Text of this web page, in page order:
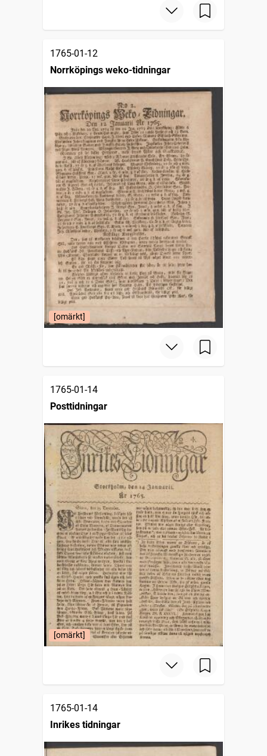
1765-01-12
Norrköpings weko-tidningar
[omärkt]
1765-01-14
Posttidningar
[omärkt]
1765-01-14
Inrikes tidningar